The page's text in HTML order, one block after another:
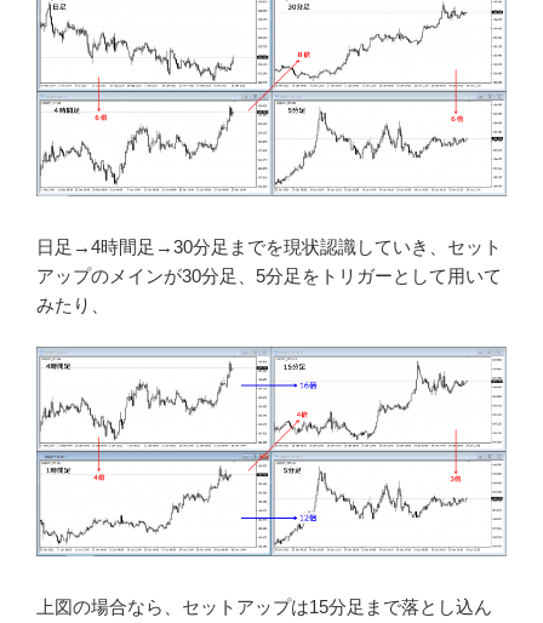
日足→4時間足→30分足までを現状認識していき、セット
アップのメインが30分足、5分足をトリガーとして用いて
みたり、
上図の場合なら、セットアップは15分足まで落とし込ん